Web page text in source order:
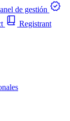
de gestión
Registrant